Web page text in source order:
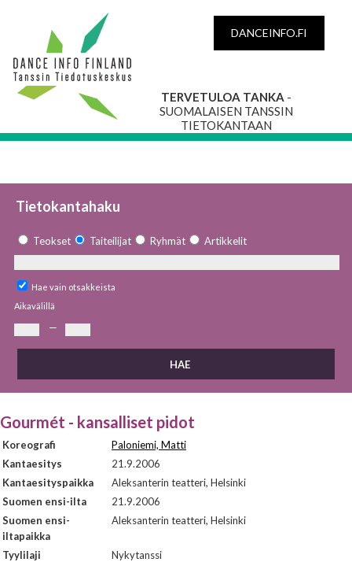
DANCEINFO.FI
TERVETULOA TANKA -
SUOMALAISEN TANSSIN
TIETOKANTAAN
Tietokantahaku
Teokset Taiteilijat Ryhmät Artikkelit
Hae vain otsakkeista
Aikavälillä
—
Gourmét - kansalliset pidot
Koreografi
Paloniemi, Matti
Kantaesitys
21.9.2006
Kantaesityspaikka
Aleksanterin teatteri, Helsinki
Suomen ensi-ilta
21.9.2006
Suomen ensi-
iltapaikka
Aleksanterin teatteri, Helsinki
Tyylilaji
Nykytanssi